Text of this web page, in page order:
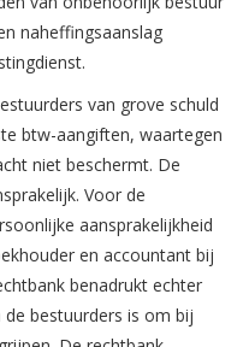
naheffingsaanslag
van grove schuld
btw-aangiften, waartegen
niet beschermt. De
Voor de
aansprakelijkheid
en accountant bij
benadrukt echter
bestuurders is om bij